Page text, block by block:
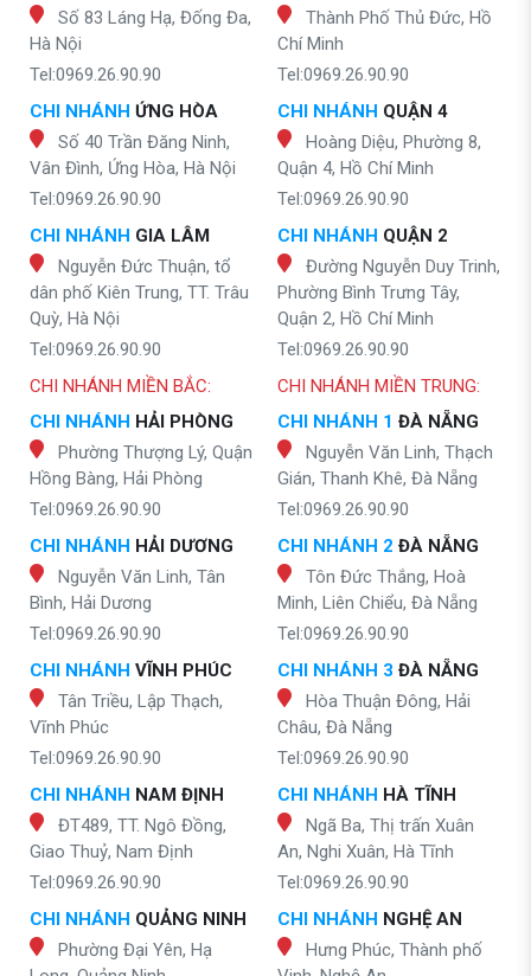
Số 83 Láng Hạ, Đống Đa,
Hà Nội
Tel:0969.26.90.90
CHI NHÁNH ỨNG HÒA
Số 40 Trần Đăng Ninh,
Vân Đình, Ứng Hòa, Hà Nội
Tel:0969.26.90.90
CHI NHÁNH GIA LÂM
Nguyễn Đức Thuận, tổ
dân phố Kiên Trung, TT. Trâu
Quỳ, Hà Nội
Tel:0969.26.90.90
Thành Phố Thủ Đức, Hồ
Chí Minh
Tel:0969.26.90.90
CHI NHÁNH QUẬN 4
Hoàng Diệu, Phường 8,
Quận 4, Hồ Chí Minh
Tel:0969.26.90.90
CHI NHÁNH QUẬN 2
Đường Nguyễn Duy Trinh,
Phường Bình Trưng Tây,
Quận 2, Hồ Chí Minh
Tel:0969.26.90.90
CHI NHÁNH MIỀN BẮC:
CHI NHÁNH HẢI PHÒNG
Phường Thượng Lý, Quận
Hồng Bàng, Hải Phòng
Tel:0969.26.90.90
CHI NHÁNH HẢI DƯƠNG
Nguyễn Văn Linh, Tân
Bình, Hải Dương
Tel:0969.26.90.90
CHI NHÁNH VĨNH PHÚC
Tân Triều, Lập Thạch,
Vĩnh Phúc
Tel:0969.26.90.90
CHI NHÁNH NAM ĐỊNH
ĐT489, TT. Ngô Đồng,
Giao Thuỷ, Nam Định
Tel:0969.26.90.90
CHI NHÁNH QUẢNG NINH
Phường Đại Yên, Hạ
CHI NHÁNH MIỀN TRUNG:
CHI NHÁNH 1 ĐÀ NẴNG
Nguyễn Văn Linh, Thạch
Gián, Thanh Khê, Đà Nẵng
Tel:0969.26.90.90
CHI NHÁNH 2 ĐÀ NẴNG
Tôn Đức Thắng, Hoà
Minh, Liên Chiểu, Đà Nẵng
Tel:0969.26.90.90
CHI NHÁNH 3 ĐÀ NẴNG
Hòa Thuận Đông, Hải
Châu, Đà Nẵng
Tel:0969.26.90.90
CHI NHÁNH HÀ TĨNH
Ngã Ba, Thị trấn Xuân
An, Nghi Xuân, Hà Tĩnh
Tel:0969.26.90.90
CHI NHÁNH NGHỆ AN
Hưng Phúc, Thành phố